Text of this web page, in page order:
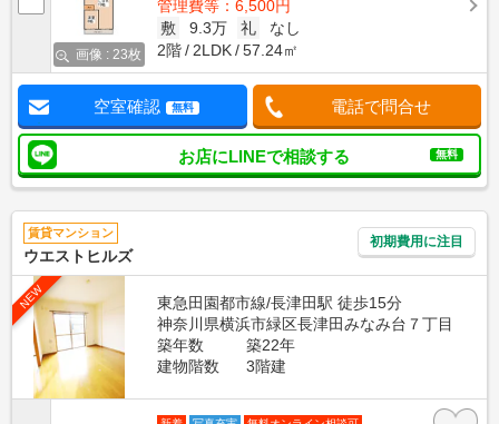
画像 : 23枚
管理費等：6,500円
敷
9.3万 礼
なし
2階
2LDK 57.24㎡
空室確認 無料 電話で問合せ
お店にLINEで相談する 無料
賃貸マンション
ウエストヒルズ
初期費用に注目
NEW
東急田園都市線/長津田駅 徒歩15分
神奈川県横浜市緑区長津田みなみ台７丁目
築年数
築22年
建物階数
3階建